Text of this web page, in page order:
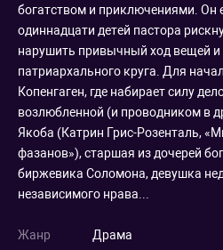
богатством и приключениями. Он
одиннадцати детей пастора
нарушить привычный ход вещей
патриархального круга. Для
Копенгаген, где набирает силу
возлюбленной (и проводником в
Якоба (Катрин Грис-Розенталь,
фазанов»), старшая из дочерей
биржевика Соломона, девушка
независимого нрава...
Жанр
Драма